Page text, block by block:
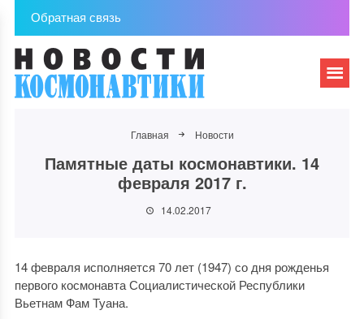
Обратная связь
Главная Новости
Памятные даты космонавтики. 14
февраля 2017 г.
14.02.2017
14 февраля исполняется 70 лет (1947) со дня рожденья
первого космонавта Социалистической Республики
Вьетнам Фам Туана.